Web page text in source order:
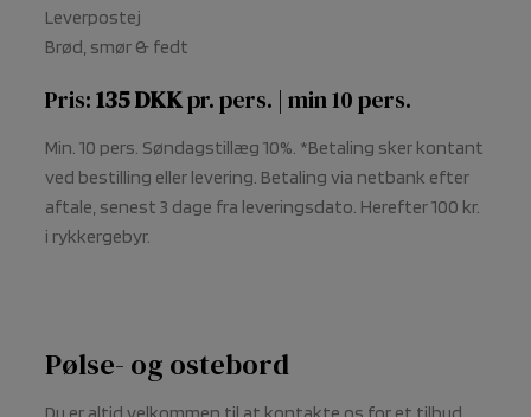
Leverpostej
Brød, smør & fedt
Pris:135 DKKpr. pers. | min 10 pers.
Min. 10 pers. Søndagstillæg 10%. *Betaling sker kontant
ved bestilling eller levering. Betaling via netbank efter
aftale, senest 3 dage fra leveringsdato. Herefter 100 kr.
i rykkergebyr.
Pølse- og ostebord